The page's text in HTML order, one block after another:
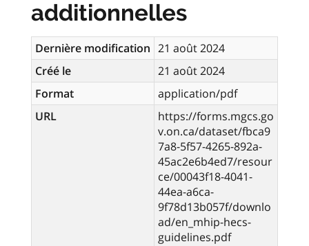
additionnelles
Dernière modification 21 août 2024
Créé le
21 août 2024
Format
application/pdf
URL
https://forms.mgcs.go
v.on.ca/dataset/fbca9
7a8-5f57-4265-892a-
45ac2e6b4ed7/resour
ce/00043f18-4041-
44ea-a6ca-
9f78d13b057f/downlo
ad/en_mhip-hecs-
guidelines.pdf